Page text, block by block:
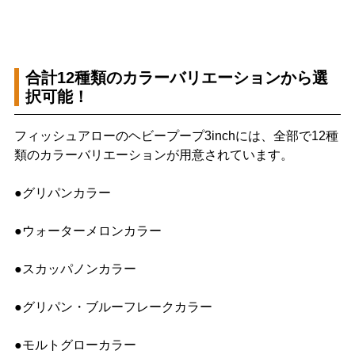
合計12種類のカラーバリエーションから選
択可能！
フィッシュアローのヘビープープ3inchには、全部で12種
類のカラーバリエーションが用意されています。
●グリパンカラー
●ウォーターメロンカラー
●スカッパノンカラー
●グリパン・ブルーフレークカラー
●モルトグローカラー